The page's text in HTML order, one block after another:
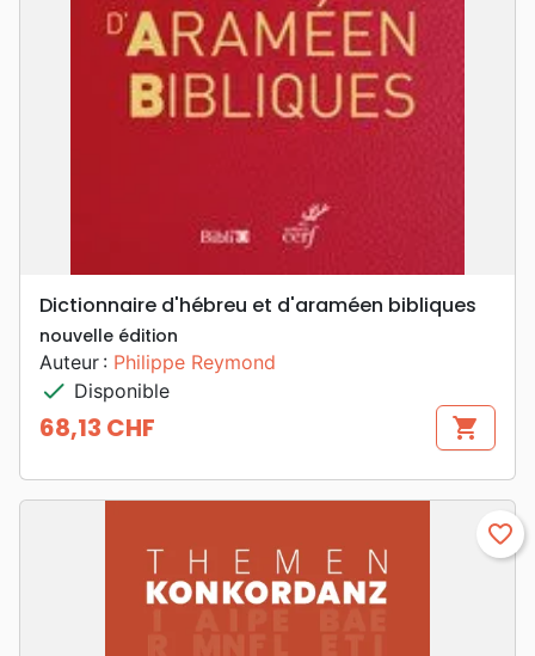
Dictionnaire d'hébreu et d'araméen bibliques
nouvelle édition
Auteur : Philippe Reymond
check Disponible
Prix
68,13 CHF shopping_cart
favorite_border